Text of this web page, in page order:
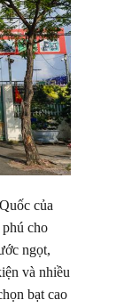
của
cho
ngọt,
và nhiều
bạt cao